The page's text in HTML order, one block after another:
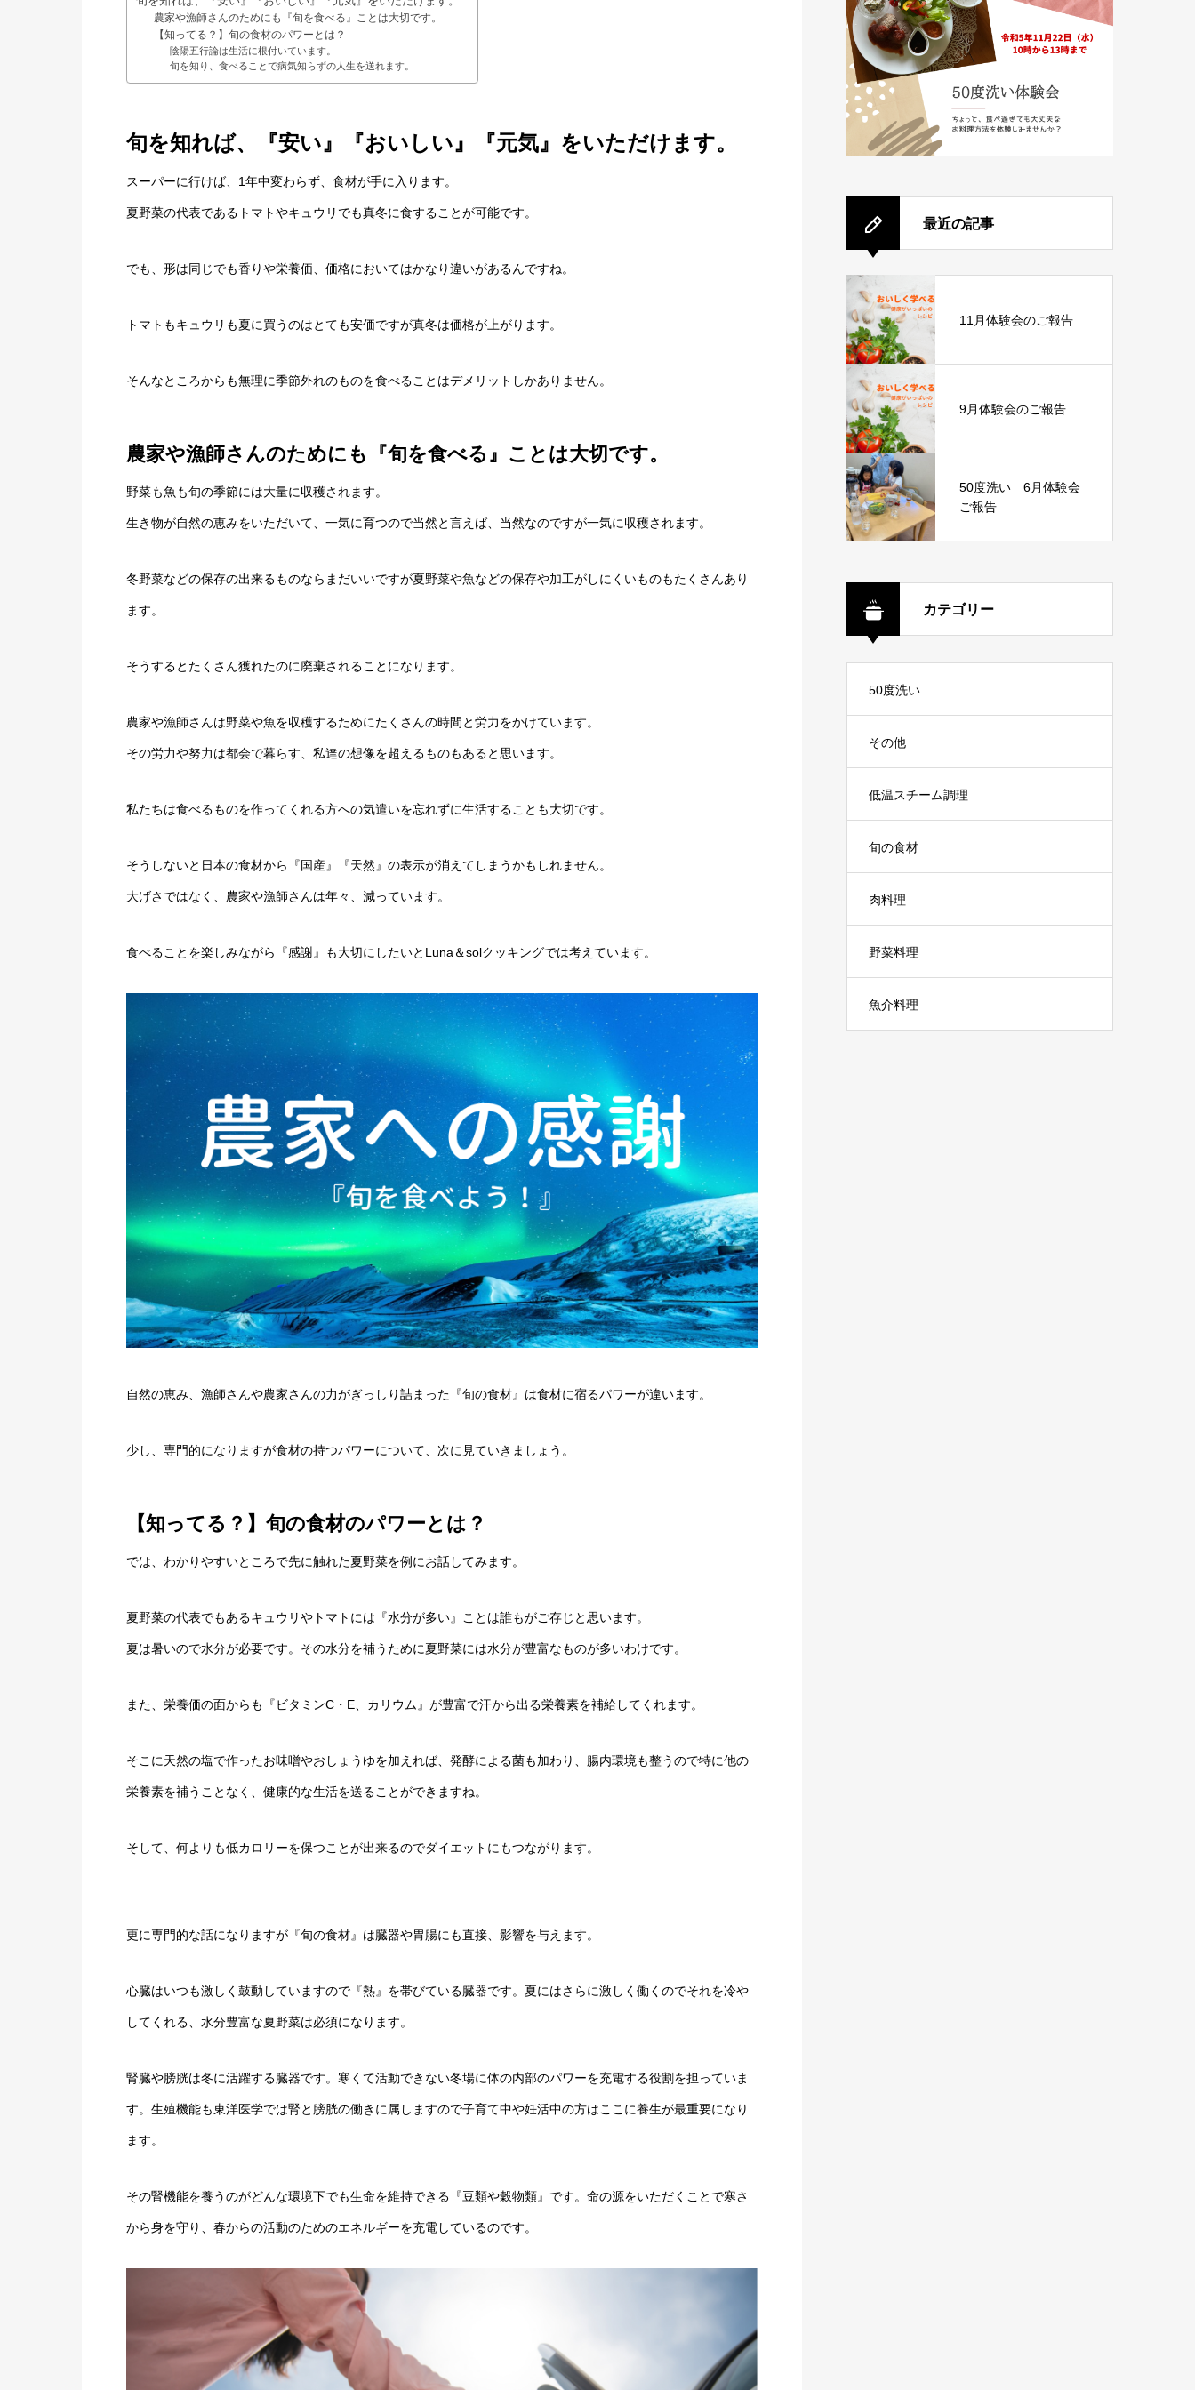
農家や漁師さんのためにも『旬を食べる』ことは大切です。
【知ってる？】旬の食材のパワーとは？
陰陽五行論は生活に根付いています。
旬を知り、食べることで病気知らずの人生を送れます。
旬を知れば、『安い』『おいしい』『元気』をいただけます。
スーパーに行けば、1年中変わらず、食材が手に入ります。
夏野菜の代表であるトマトやキュウリでも真冬に食することが可能です。
でも、形は同じでも香りや栄養価、価格においてはかなり違いがあるんですね。
トマトもキュウリも夏に買うのはとても安価ですが真冬は価格が上がります。
そんなところからも無理に季節外れのものを食べることはデメリットしかありません。
農家や漁師さんのためにも『旬を食べる』ことは大切です。
野菜も魚も旬の季節には大量に収穫されます。
生き物が自然の恵みをいただいて、一気に育つので当然と言えば、当然なのですが一気に収穫されます。
冬野菜などの保存の出来るものならまだいいですが夏野菜や魚などの保存や加工がしにくいものもたくさんあり
ます。
そうするとたくさん獲れたのに廃棄されることになります。
農家や漁師さんは野菜や魚を収穫するためにたくさんの時間と労力をかけています。
その労力や努力は都会で暮らす、私達の想像を超えるものもあると思います。
私たちは食べるものを作ってくれる方への気遣いを忘れずに生活することも大切です。
そうしないと日本の食材から『国産』『天然』の表示が消えてしまうかもしれません。
大げさではなく、農家や漁師さんは年々、減っています。
食べることを楽しみながら『感謝』も大切にしたいとLuna＆solクッキングでは考えています。
自然の恵み、漁師さんや農家さんの力がぎっしり詰まった『旬の食材』は食材に宿るパワーが違います。
少し、専門的になりますが食材の持つパワーについて、次に見ていきましょう。
【知ってる？】旬の食材のパワーとは？
では、わかりやすいところで先に触れた夏野菜を例にお話してみます。
夏野菜の代表でもあるキュウリやトマトには『水分が多い』ことは誰もがご存じと思います。
夏は暑いので水分が必要です。その水分を補うために夏野菜には水分が豊富なものが多いわけです。
また、栄養価の面からも『ビタミンC・E、カリウム』が豊富で汗から出る栄養素を補給してくれます。
そこに天然の塩で作ったお味噌やおしょうゆを加えれば、発酵による菌も加わり、腸内環境も整うので特に他の
栄養素を補うことなく、健康的な生活を送ることができますね。
そして、何よりも低カロリーを保つことが出来るのでダイエットにもつながります。
更に専門的な話になりますが『旬の食材』は臓器や胃腸にも直接、影響を与えます。
心臓はいつも激しく鼓動していますので『熱』を帯びている臓器です。夏にはさらに激しく働くのでそれを冷や
してくれる、水分豊富な夏野菜は必須になります。
腎臓や膀胱は冬に活躍する臓器です。寒くて活動できない冬場に体の内部のパワーを充電する役割を担っていま
す。生殖機能も東洋医学では腎と膀胱の働きに属しますので子育て中や妊活中の方はここに養生が最重要になり
ます。
その腎機能を養うのがどんな環境下でも生命を維持できる『豆類や穀物類』です。命の源をいただくことで寒さ
から身を守り、春からの活動のためのエネルギーを充電しているのです。
最近の記事
11月体験会のご報告
9月体験会のご報告
50度洗い 6月体験会
ご報告
カテゴリー
50度洗い
その他
低温スチーム調理
旬の食材
肉料理
野菜料理
魚介料理